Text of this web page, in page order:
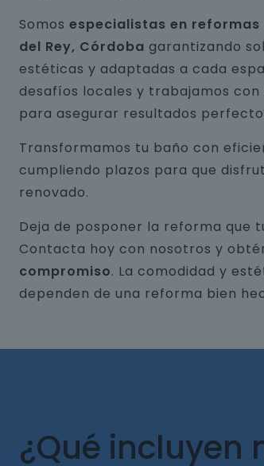
Somos especialistas en reformas
del Rey, Córdoba garantizando
estéticas y adaptadas a cada
desafíos locales y trabajamos
para asegurar resultados
Transformamos tu baño con
cumpliendo plazos para que
renovado.
Deja de posponer la reforma que
Contacta hoy con nosotros y
compromiso. La comodidad y
dependen de una reforma bien
¿Qué incluyen